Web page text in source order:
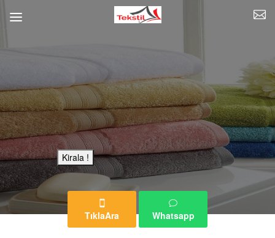
TıklaAra Whatsapp
Kirala !